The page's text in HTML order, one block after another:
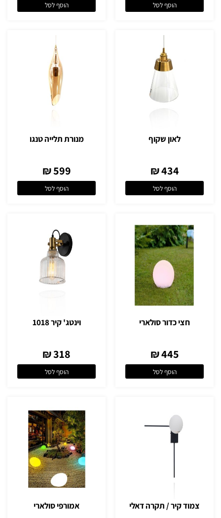
הוסף לסל הוסף לסל
לאון שקוף
434 ₪
הוסף לסל
מנורת תלייה טנגו
599 ₪
הוסף לסל
חצי כדור סולארי
445 ₪
הוסף לסל
וינטג' קיר 1018
318 ₪
הוסף לסל
צמוד קיר / תקרה דאלי אמורפי סולארי